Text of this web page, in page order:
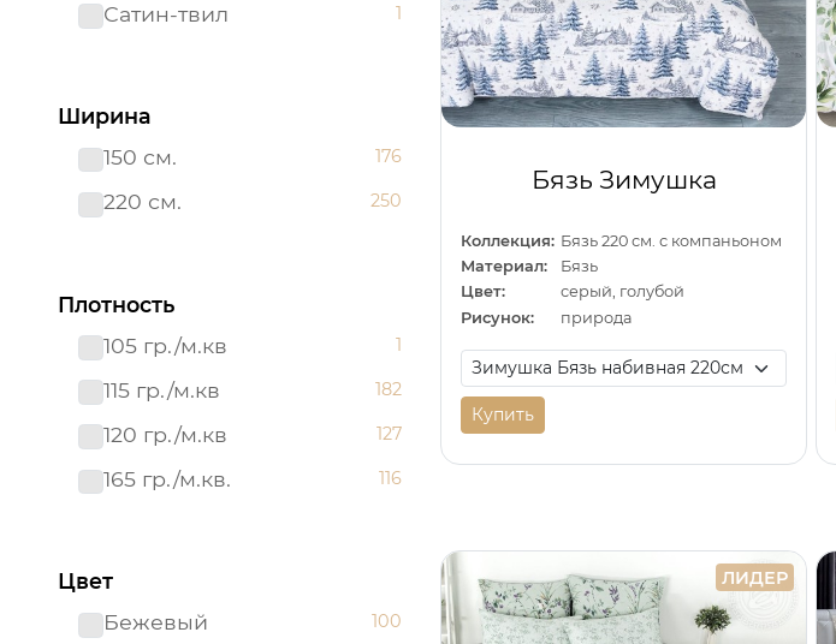
Сатин-твил 1
Ширина
150 см.
176
220 см. 250
Плотность
105 гр./м.кв
1
115 гр./м.кв 182
120 гр./м.кв 127
165 гр./м.кв. 116
Цвет
Бежевый
100
Бязь Зимушка
Коллекция: Бязь 220 см. с компаньоном
Материал:
Бязь
Цвет:
серый, голубой
Рисунок:
природа
Купить
ЛИДЕР